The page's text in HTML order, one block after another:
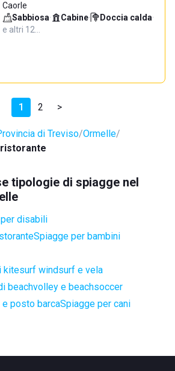
Caorle
Sabbiosa· Cabine· Doccia calda·
e altri 12…
1 2 >
di Treviso Ormelle
tipologie di spiagge nel
disabili
Spiagge per bambini
kitesurf windsurf e vela
beachvolley e beachsoccer
posto barcaSpiagge per cani